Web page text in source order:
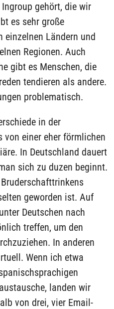
gehört, die wir
es sehr große
einzelnen Ländern und
Regionen. Auch
gibt es Menschen, die
tendieren als andere.
problematisch.
in der
von einer eher förmlichen
In Deutschland dauert
sich zu duzen beginnt.
geworden ist. Auf
Deutschen nach
treffen, um den
In anderen
Wenn ich etwa
landen wir
von drei, vier Email-